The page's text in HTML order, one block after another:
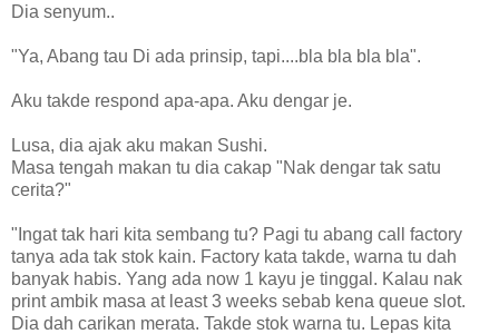
Dia senyum..
"Ya, Abang tau Di ada prinsip, tapi....bla bla bla bla".
Aku takde respond apa-apa. Aku dengar je.
Lusa, dia ajak aku makan Sushi.
Masa tengah makan tu dia cakap "Nak dengar tak satu
cerita?"
"Ingat tak hari kita sembang tu? Pagi tu abang call factory
tanya ada tak stok kain. Factory kata takde, warna tu dah
banyak habis. Yang ada now 1 kayu je tinggal. Kalau nak
print ambik masa at least 3 weeks sebab kena queue slot.
Dia dah carikan merata. Takde stok warna tu. Lepas kita